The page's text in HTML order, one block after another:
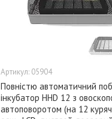
05904
Повністю автоматичний
інкубатор HHD 12 з
автоповоротом (на 12